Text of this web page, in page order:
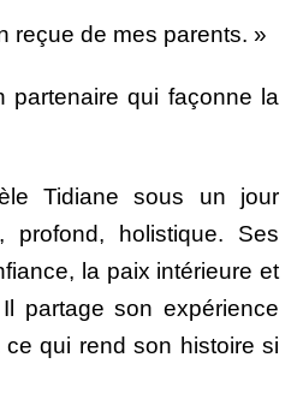
reçue de mes parents. »
partenaire qui façonne la
Tidiane sous un jour
profond, holistique. Ses
la paix intérieure et
partage son expérience
ce qui rend son histoire si